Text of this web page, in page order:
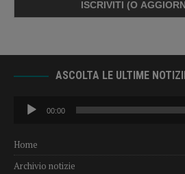
ASCOLTA LE ULTIME
Audio
Player
00:00
Home
Archivio notizie